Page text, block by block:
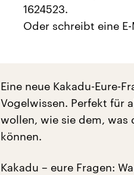
1624523.
Oder schreibt eine
Eine neue Kakadu-Eure-
Vogelwissen. Perfekt für
wollen, wie sie dem,
können.
Kakadu – eure Fragen: